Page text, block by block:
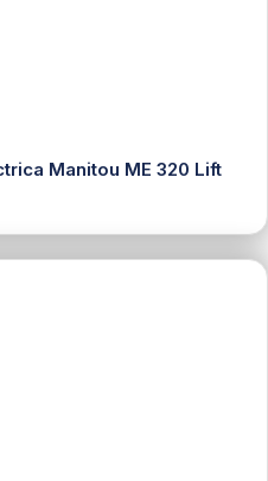
Manitou ME 320 Lift